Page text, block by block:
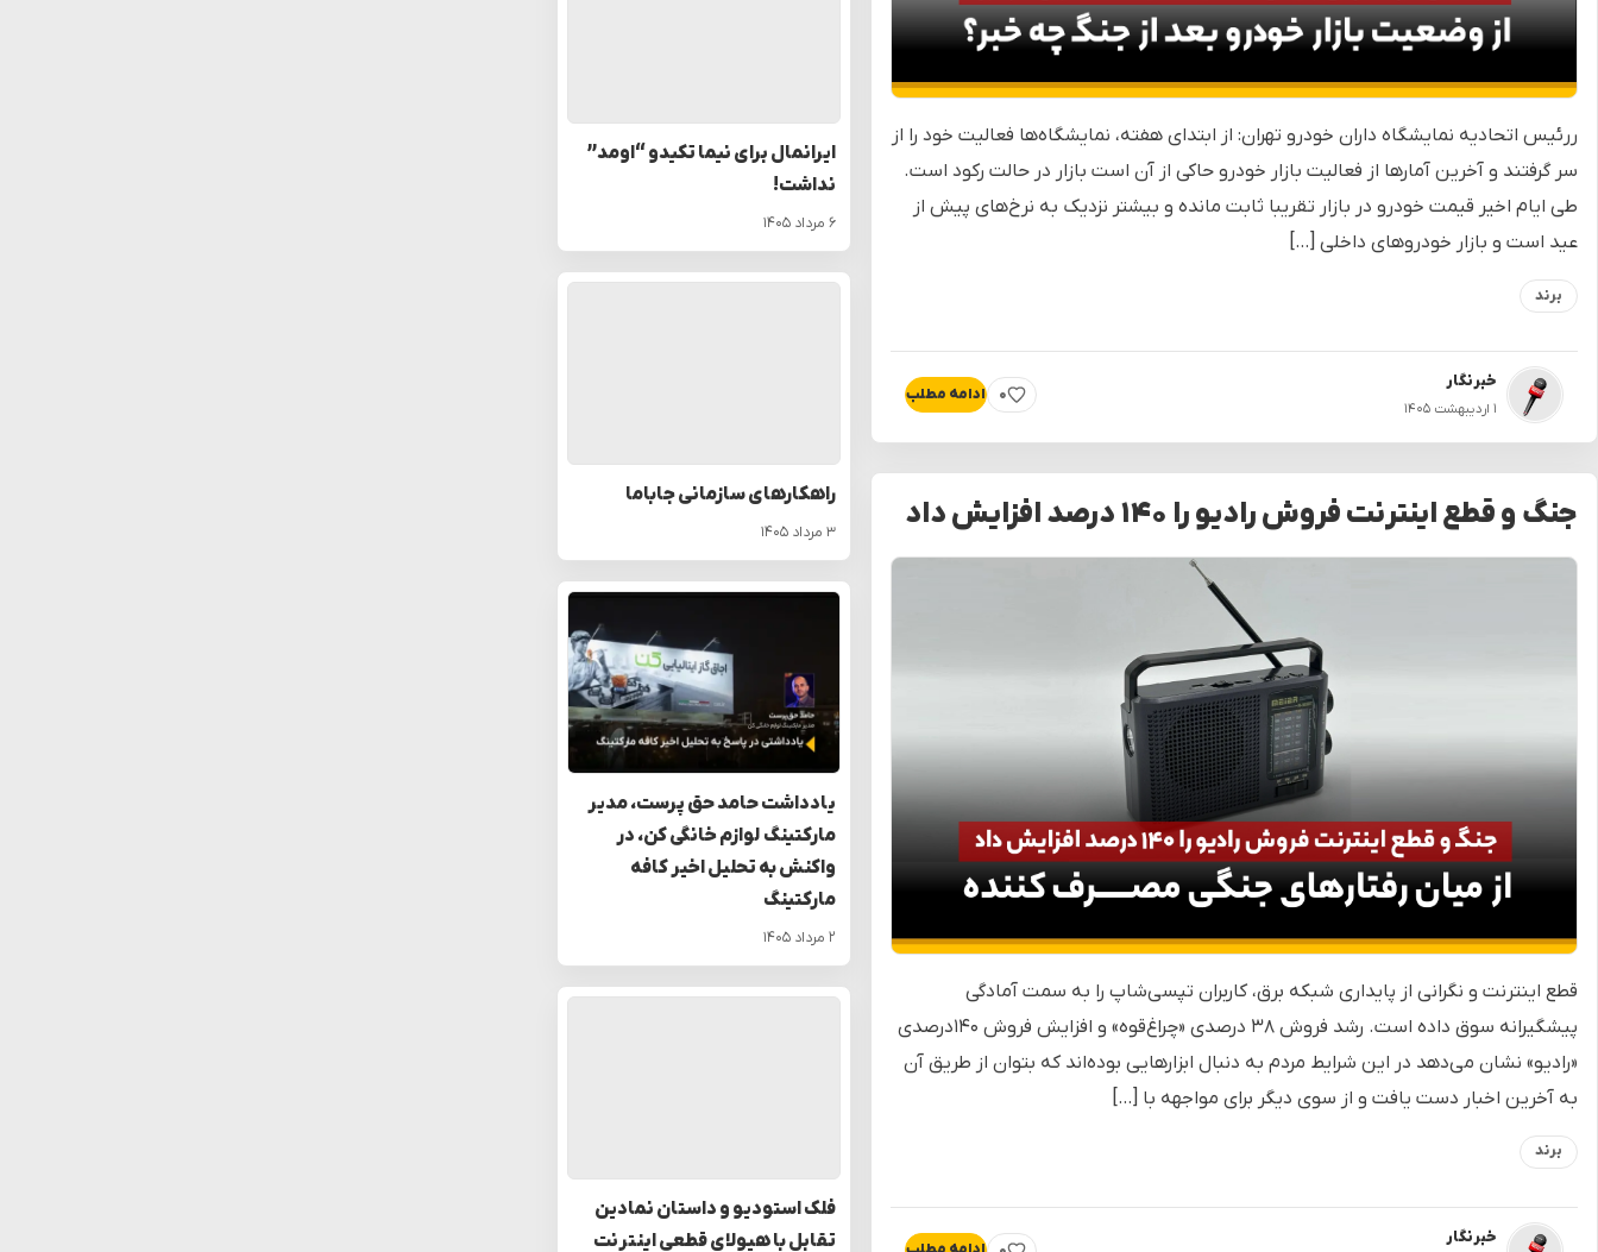
ررئیس اتحادیه نمایشگاه داران خودرو تهران: از ابتدای هفته، نمایشگاه‌ها فعالیت خود را از
سر گرفتند و آخرین آمارها از فعالیت بازار خودرو حاکی از آن است بازار در حالت رکود است.
طی ایام اخیر قیمت خودرو در بازار تقریبا ثابت مانده و بیشتر نزدیک به نرخ‌های پیش از
عید است و بازار خودروهای داخلی […]
برند
خبرنگار
۱ اردیبهشت ۱۴۰۵
۰
پسندیدن
ادامه مطلب
جنگ و قطع اینترنت فروش رادیو را ۱۴۰ درصد افزایش داد
قطع اینترنت و نگرانی از پایداری شبکه برق، کاربران تپسی‌شاپ را به سمت آمادگی
پیشگیرانه سوق داده است. رشد فروش ۳۸ درصدی «چراغ‌قوه» و افزایش فروش ۱۴۰درصدی
«رادیو» نشان می‌دهد در این شرایط مردم به دنبال ابزارهایی بوده‌اند که بتوان از طریق آن
به آخرین اخبار دست یافت و از سوی دیگر برای مواجهه با […]
برند
خبرنگار
ایرانمال برای نیما تکیدو “اومد”
نداشت!
۶ مرداد ۱۴۰۵
راهکارهای سازمانی جاباما
۳ مرداد ۱۴۰۵
یادداشت حامد حق‌ پرست، مدیر
مارکتینگ لوازم خانگی کن، در
واکنش به تحلیل اخیر کافه
مارکتینگ
۲ مرداد ۱۴۰۵
فلک استودیو و داستان نمادین
تقابل با هیولای قطعی اینترنت